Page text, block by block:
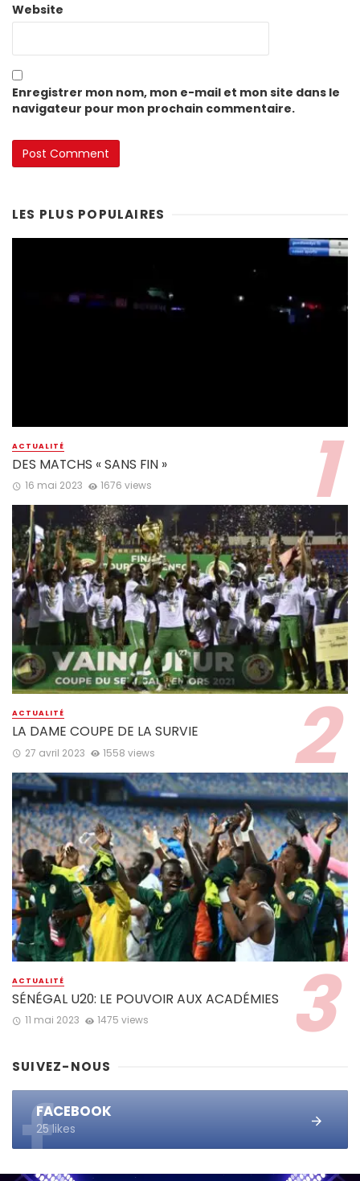
Website
Enregistrer mon nom, mon e-mail et mon site dans le
navigateur pour mon prochain commentaire.
LES PLUS POPULAIRES
ACTUALITÉ
DES MATCHS « SANS FIN »
16 mai 2023 1676 views
ACTUALITÉ
LA DAME COUPE DE LA SURVIE
27 avril 2023 1558 views
ACTUALITÉ
SÉNÉGAL U20: LE POUVOIR AUX ACADÉMIES
11 mai 2023 1475 views
SUIVEZ-NOUS
FACEBOOK
25 likes